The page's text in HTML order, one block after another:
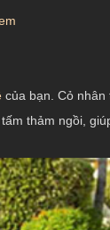
của bạn. Cỏ nhân
thảm ngồi,